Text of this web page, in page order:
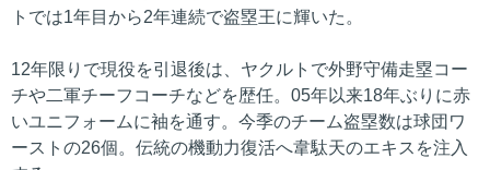
トでは1年目から2年連続で盗塁王に輝いた。
12年限りで現役を引退後は、ヤクルトで外野守備走塁コー
チや二軍チーフコーチなどを歴任。05年以来18年ぶりに赤
いユニフォームに袖を通す。今季のチーム盗塁数は球団ワ
ーストの26個。伝統の機動力復活へ韋駄天のエキスを注入